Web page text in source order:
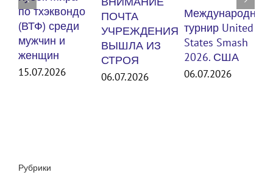
по тхэквондо
(ВТФ) среди
мужчин и
женщин
15.07.2026
ПОЧТА
УЧРЕЖДЕНИЯ
ВЫШЛА ИЗ
СТРОЯ
06.07.2026
Международный
турнир United
States Smash
2026. США
06.07.2026
Рубрики